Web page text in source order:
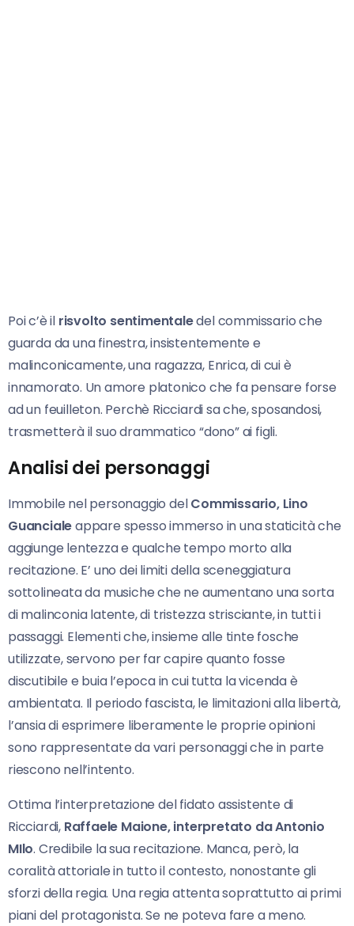
Poi c’è il risvolto sentimentaledel commissario che
guarda da una finestra, insistentemente e
malinconicamente, una ragazza, Enrica, di cui è
innamorato. Un amore platonico che fa pensare forse
ad un feuilleton. Perchè Ricciardi sa che, sposandosi,
trasmetterà il suo drammatico “dono” ai figli.
Analisi dei personaggi
Immobile nel personaggio delCommissario, Lino
Guancialeappare spesso immerso in una staticità che
aggiunge lentezza e qualche tempo morto alla
recitazione. E’ uno dei limiti della sceneggiatura
sottolineata da musiche che ne aumentano una sorta
di malinconia latente, di tristezza strisciante, in tutti i
passaggi. Elementi che, insieme alle tinte fosche
utilizzate,servono per far capire quanto fosse
discutibile e buia l’epoca in cui tutta la vicenda è
ambientata. Il periodo fascista, le limitazioni alla libertà,
l’ansia di esprimere liberamente le proprie opinioni
sono rappresentate da vari personaggi che in parte
riescono nell’intento.
Ottima l’interpretazione del fidato assistente di
Ricciardi, Raffaele Maione, interpretato da Antonio
MIlo. Credibile la sua recitazione. Manca, però, la
coralità attoriale in tutto il contesto, nonostante gli
sforzi della regia. Una regia attenta soprattutto ai primi
piani del protagonista. Se ne poteva fare a meno.